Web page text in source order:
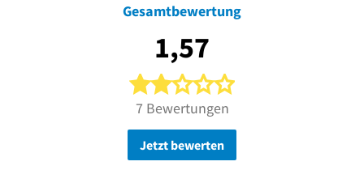
Gesamtbewertung
1,57
2 von 5 Sternen
7 Bewertungen
Jetzt bewerten